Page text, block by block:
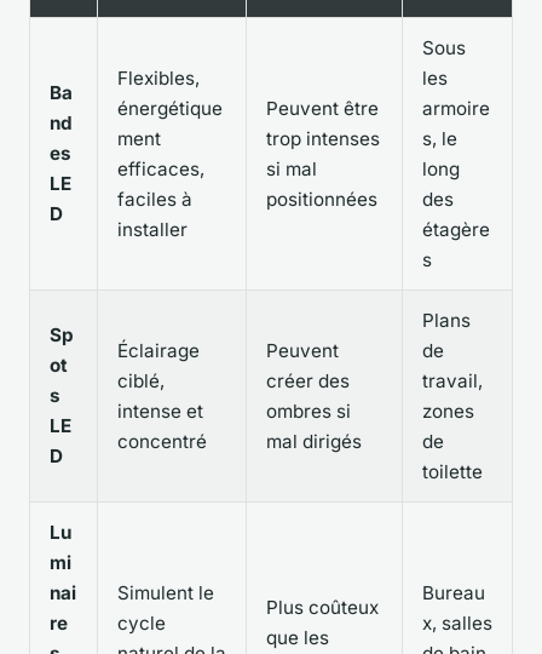
Ba
nd
es
LE
D
Flexibles,
énergétique
ment
efficaces,
faciles à
installer
Peuvent être
trop intenses
si mal
positionnées
Sous
les
armoire
s, le
long
des
étagère
s
Sp
ot
s
LE
D
Éclairage
ciblé,
intense et
concentré
Peuvent
créer des
ombres si
mal dirigés
Plans
de
travail,
zones
de
toilette
Lu
mi
nai
re
Simulent le
cycle
Plus coûteux
que les
Bureau
x, salles